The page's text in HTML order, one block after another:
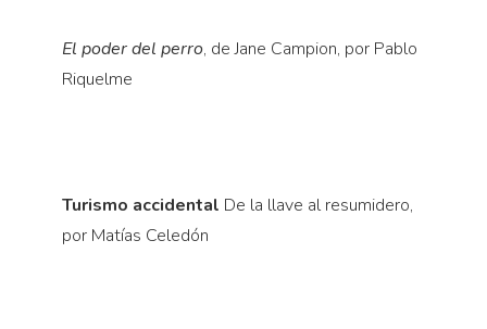
El poder del perro, de Jane Campion, por Pablo
Riquelme
Turismo accidental De la llave al resumidero,
por Matías Celedón